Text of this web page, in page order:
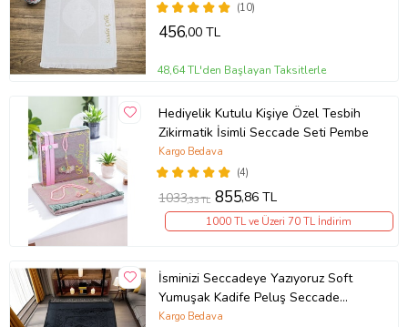
(10)
456,00 TL
48,64 TL'den Başlayan Taksitlerle
Hediyelik Kutulu Kişiye Özel Tesbih
Zikirmatik İsimli Seccade Seti Pembe
(4)
Kargo Bedava
1033,33 TL 855,86 TL
1000 TL ve Üzeri 70 TL İndirim
İsminizi Seccadeye Yazıyoruz Soft
Yumuşak Kadife Peluş Seccade
Siyah 80 x 120 cm - 1100 gr
Kargo Bedava